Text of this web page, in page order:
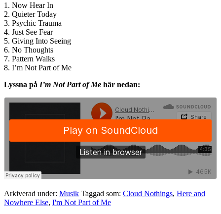
1. Now Hear In
2. Quieter Today
3. Psychic Trauma
4. Just See Fear
5. Giving Into Seeing
6. No Thoughts
7. Pattern Walks
8. I’m Not Part of Me
Lyssna på I’m Not Part of Me här nedan:
Arkiverad under: Musik Taggad som: Cloud Nothings, Here and
Nowhere Else, I'm Not Part of Me